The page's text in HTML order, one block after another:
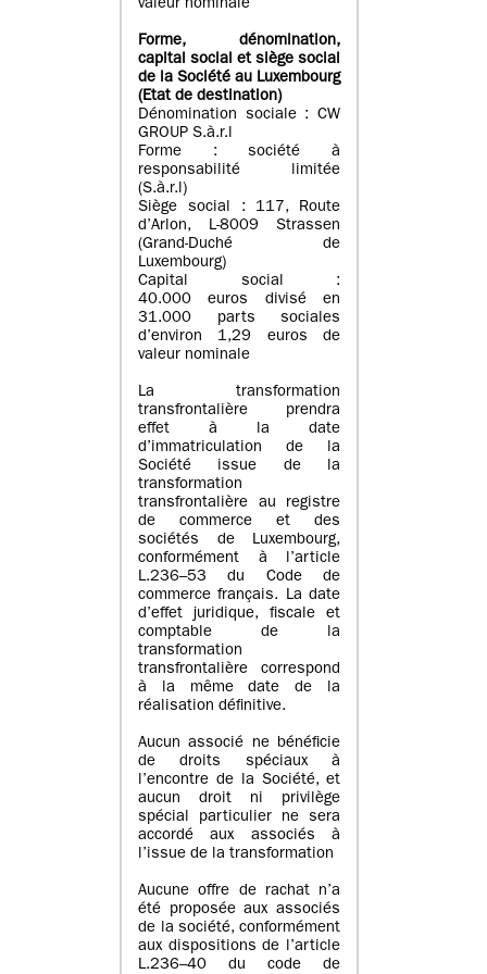
valeur nominale
Forme, dénomination,
capital social et siège social
de la Société au Luxembourg
(Etat de destination)
Dénomination sociale : CW
GROUP S.à.r.l
Forme : société à
responsabilité limitée
(S.à.r.l)
Siège social : 117, Route
d’Arlon, L-8009 Strassen
(Grand-Duché de
Luxembourg)
Capital social :
40.000 euros divisé en
31.000 parts sociales
d’environ 1,29 euros de
valeur nominale
La transformation
transfrontalière prendra
effet à la date
d’immatriculation de la
Société issue de la
transformation
transfrontalière au registre
de commerce et des
sociétés de Luxembourg,
conformément à l’article
L.236–53 du Code de
commerce français. La date
d’effet juridique, fiscale et
comptable de la
transformation
transfrontalière correspond
à la même date de la
réalisation définitive.
Aucun associé ne bénéficie
de droits spéciaux à
l’encontre de la Société, et
aucun droit ni privilège
spécial particulier ne sera
accordé aux associés à
l’issue de la transformation
Aucune offre de rachat n’a
été proposée aux associés
de la société, conformément
aux dispositions de l’article
L.236–40 du code de